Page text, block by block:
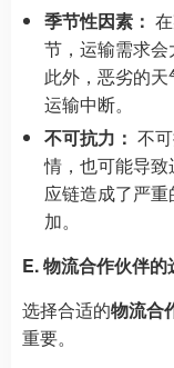
季节性因素：
节，运输需求会
此外，恶劣的
运输中断。
不可抗力： 不
情，也可能导
应链造成了严
加。
E. 物流合作伙伴的
选择合适的物流合
重要。